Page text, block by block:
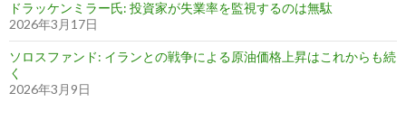
ドラッケンミラー氏: 投資家が失業率を監視するのは無駄
2026年3月17日
ソロスファンド: イランとの戦争による原油価格上昇はこれからも続
く
2026年3月9日